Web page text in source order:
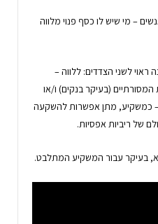
– מי שיש לו כסף פנוי מלווה
ראוי לשני הצדדים: ללווה –
(בעיקר בנקים) ו/או
– כמשקיע, מתן אפשרות להשקעה
של ריביות אפסיות.
בעיקר עבור המשקיע המתלבט.